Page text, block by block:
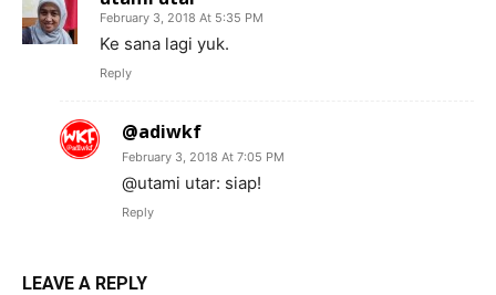
February 3, 2018 At 5:35 PM
Ke sana lagi yuk.
Reply
@adiwkf
February 3, 2018 At 7:05 PM
@utami utar: siap!
Reply
LEAVE A REPLY